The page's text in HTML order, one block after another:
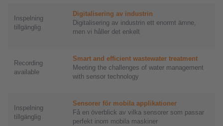
Inspelning
tillgänglig
Digitalisering av industrin
Digitalisering av industrin ett enormt ämne,
men vi håller det enkelt
Recording
available
Smart and efficient wastewater treatment
Meeting the challenges of water management
with sensor technology
Inspelning
tillgänglig
Sensorer för mobila applikationer
Få en överblick av vilka sensorer som passar
perfekt inom mobila maskiner